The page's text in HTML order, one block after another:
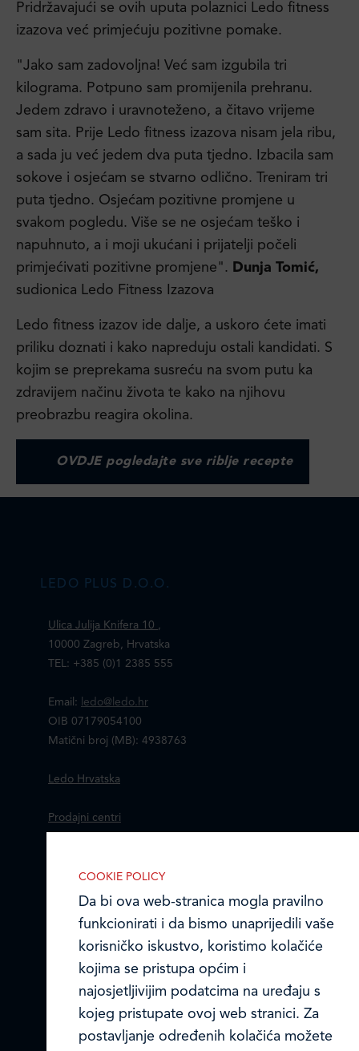
Pridržavajući se ovih uputa polaznici Ledo fitness
izazova već primjećuju pozitivne pomake.
"Jako sam zadovoljna! Već sam izgubila tri
kilograma. Potpuno sam promijenila prehranu.
Jedem zdravo i uravnoteženo, a čitavo vrijeme
sam sita. Prije Ledo fitness izazova nisam jela ribu,
a sada ju već jedem dva puta tjedno. Izbacila sam
sokove i osjećam se stvarno odlično. Treniram tri
puta tjedno. Osjećam pozitivne promjene u
svakom pogledu. Više se ne osjećam teško i
napuhnuto, a i moji ukućani i prijatelji počeli
primjećivati pozitivne promjene". Dunja Tomić,
sudionica Ledo Fitness Izazova
Ledo fitness izazov ide dalje, a uskoro ćete imati
priliku doznati i kako napreduju ostali kandidati. S
kojim se preprekama susreću na svom putu ka
zdravijem načinu života te kako na njihovu
preobrazbu reagira okolina.
OVDJE pogledajte sve riblje recepte
LEDO PLUS D.O.O.
Ulica Julija Knifera 10 ,
10000 Zagreb, Hrvatska
TEL: +385 (0)1 2385 555
Email:
ledo@ledo.hr
OIB 07179054100
Matični broj (MB): 4938763
Ledo Hrvatska
Prodajni centri
Online formular
Privacy notice and Cookies
© LEDO plus d.o.o. 2026.
COOKIE POLICY
Da bi ova web-stranica mogla pravilno
funkcionirati i da bismo unaprijedili vaše
korisničko iskustvo, koristimo kolačiće
kojima se pristupa općim i
najosjetljivijim podatcima na uređaju s
kojeg pristupate ovoj web stranici. Za
postavljanje određenih kolačića možete
IZABERITE KOLAČIĆE NA STRANICI
Omogućite ili onemogućite web-
stranici upotrebu funkcionalnih i/ili
reklamnih kolačića opisanih u nastavku: